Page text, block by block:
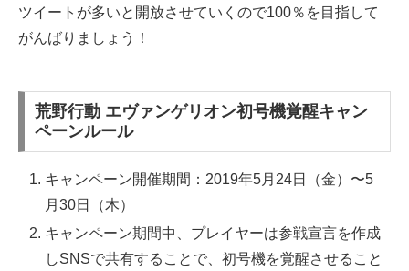
ツイートが多いと開放させていくので100％を目指して
がんばりましょう！
荒野行動 エヴァンゲリオン初号機覚醒キャン
ペーンルール
キャンペーン開催期間：2019年5月24日（金）〜5
月30日（木）
キャンペーン期間中、プレイヤーは参戦宣言を作成
しSNSで共有することで、初号機を覚醒させること